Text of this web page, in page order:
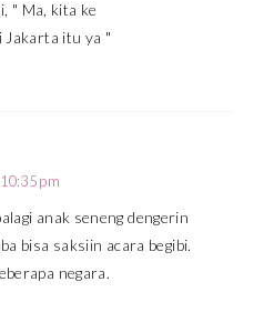
" Ma, kita ke
Jakarta itu ya "
pm
anak seneng dengerin
bisa saksiin acara begibi.
negara.